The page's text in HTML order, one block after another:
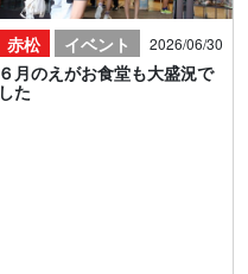
赤松 イベント 2026/06/30
６月のえがお食堂も大盛況で
した